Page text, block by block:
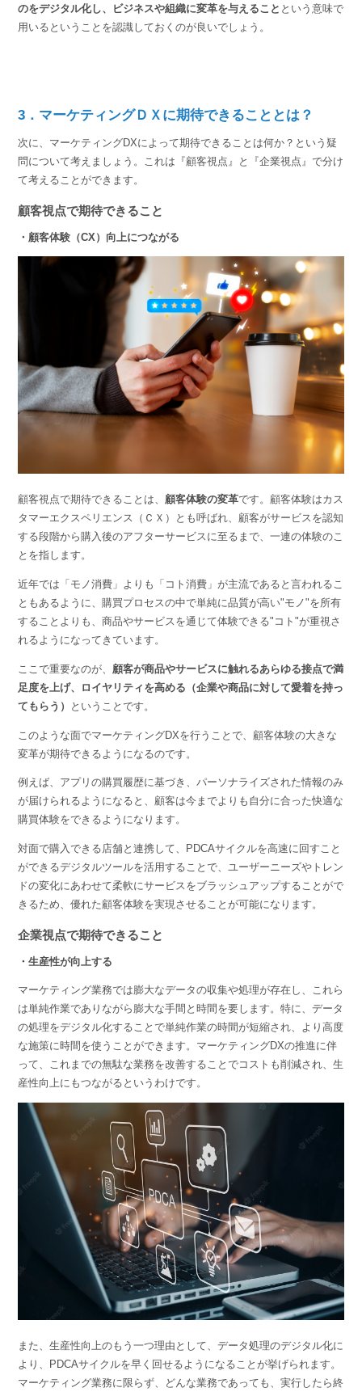
のをデジタル化し、ビジネスや組織に変革を与えること という意味で
用いるということを認識しておくのが良いでしょう。
3．マーケティングＤＸに期待できることとは？
次に、マーケティングDXによって期待できることは何か？という疑
問について考えましょう。これは『顧客視点』と『企業視点』で分け
て考えることができます。
顧客視点で期待できること
・顧客体験（CX）向上につながる
顧客視点で期待できることは、顧客体験の変革です。顧客体験はカス
タマーエクスペリエンス（ＣＸ）とも呼ばれ、顧客がサービスを認知
する段階から購入後のアフターサービスに至るまで、一連の体験のこ
とを指します。
近年では「モノ消費」よりも「コト消費」が主流であると言われるこ
ともあるように、購買プロセスの中で単純に品質が高い"モノ"を所有
することよりも、商品やサービスを通じて体験できる"コト"が重視さ
れるようになってきています。
ここで重要なのが、 顧客が商品やサービスに触れるあらゆる接点で満
足度を上げ、ロイヤリティを高める（企業や商品に対して愛着を持っ
てもらう）
ということです。
このような面でマーケティングDXを行うことで、顧客体験の大きな
変革が期待できるようになるのです。
例えば、アプリの購買履歴に基づき、パーソナライズされた情報のみ
が届けられるようになると、顧客は今までよりも自分に合った快適な
購買体験をできるようになります。
対面で購入できる店舗と連携して、PDCAサイクルを高速に回すこと
ができるデジタルツールを活用することで、ユーザーニーズやトレン
ドの変化にあわせて柔軟にサービスをブラッシュアップすることがで
きるため、優れた顧客体験を実現させることが可能になります。
企業視点で期待できること
・生産性が向上する
マーケティング業務では膨大なデータの収集や処理が存在し、これら
は単純作業でありながら膨大な手間と時間を要します。特に、データ
の処理をデジタル化することで単純作業の時間が短縮され、より高度
な施策に時間を使うことができます。マーケティングDXの推進に伴
って、これまでの無駄な業務を改善することでコストも削減され、生
産性向上にもつながるというわけです。
また、生産性向上のもう一つ理由として、データ処理のデジタル化に
より、PDCAサイクルを早く回せるようになることが挙げられます。
マーケティング業務に限らず、どんな業務であっても、実行したら終